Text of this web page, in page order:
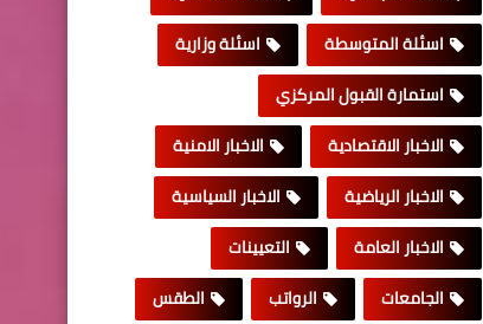
اسئلة المتوسطة
اسئلة وزارية
استمارة القبول المركزي
الاخبار الاقتصادية
الاخبار الامنية
الاخبار الرياضية
الاخبار السياسية
الاخبار العامة
التعيينات
الجامعات
الرواتب الطقس